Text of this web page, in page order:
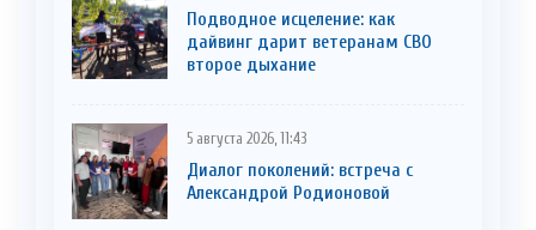
Подводное исцеление: как
дайвинг дарит ветеранам СВО
второе дыхание
5 августа 2026, 11:43
Диалог поколений: встреча с
Александрой Родионовой